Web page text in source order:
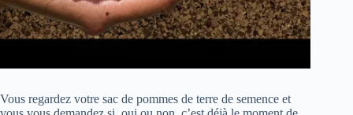
Vous regardez votre sac de pommes de terre de semence et